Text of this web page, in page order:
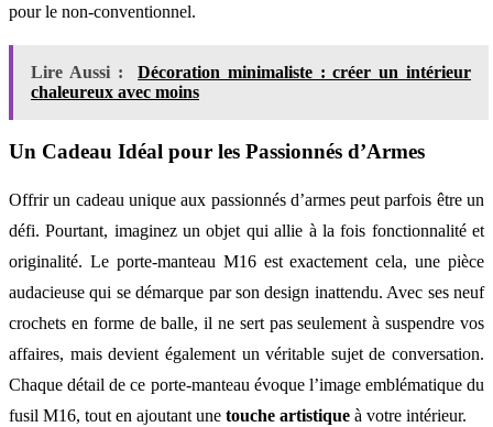
pour le non-conventionnel.
Lire Aussi :
Décoration minimaliste : créer un intérieur
chaleureux avec moins
Un Cadeau Idéal pour les Passionnés d’Armes
Offrir un cadeau unique aux passionnés d’armes peut parfois être un
défi. Pourtant, imaginez un objet qui allie à la fois fonctionnalité et
originalité. Le porte-manteau M16 est exactement cela, une pièce
audacieuse qui se démarque par son design inattendu. Avec ses neuf
crochets en forme de balle, il ne sert pas seulement à suspendre vos
affaires, mais devient également un véritable sujet de conversation.
Chaque détail de ce porte-manteau évoque l’image emblématique du
fusil M16, tout en ajoutant une touche artistique à votre intérieur.